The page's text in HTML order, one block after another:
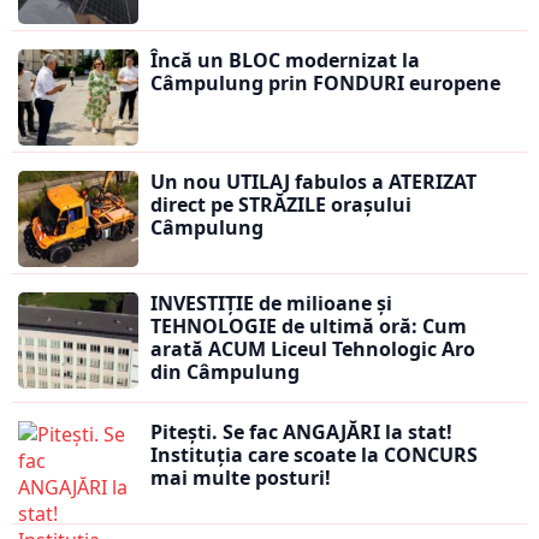
Încă un BLOC modernizat la
Câmpulung prin FONDURI europene
Un nou UTILAJ fabulos a ATERIZAT
direct pe STRĂZILE orașului
Câmpulung
INVESTIȚIE de milioane și
TEHNOLOGIE de ultimă oră: Cum
arată ACUM Liceul Tehnologic Aro
din Câmpulung
Pitești. Se fac ANGAJĂRI la stat!
Instituția care scoate la CONCURS
mai multe posturi!